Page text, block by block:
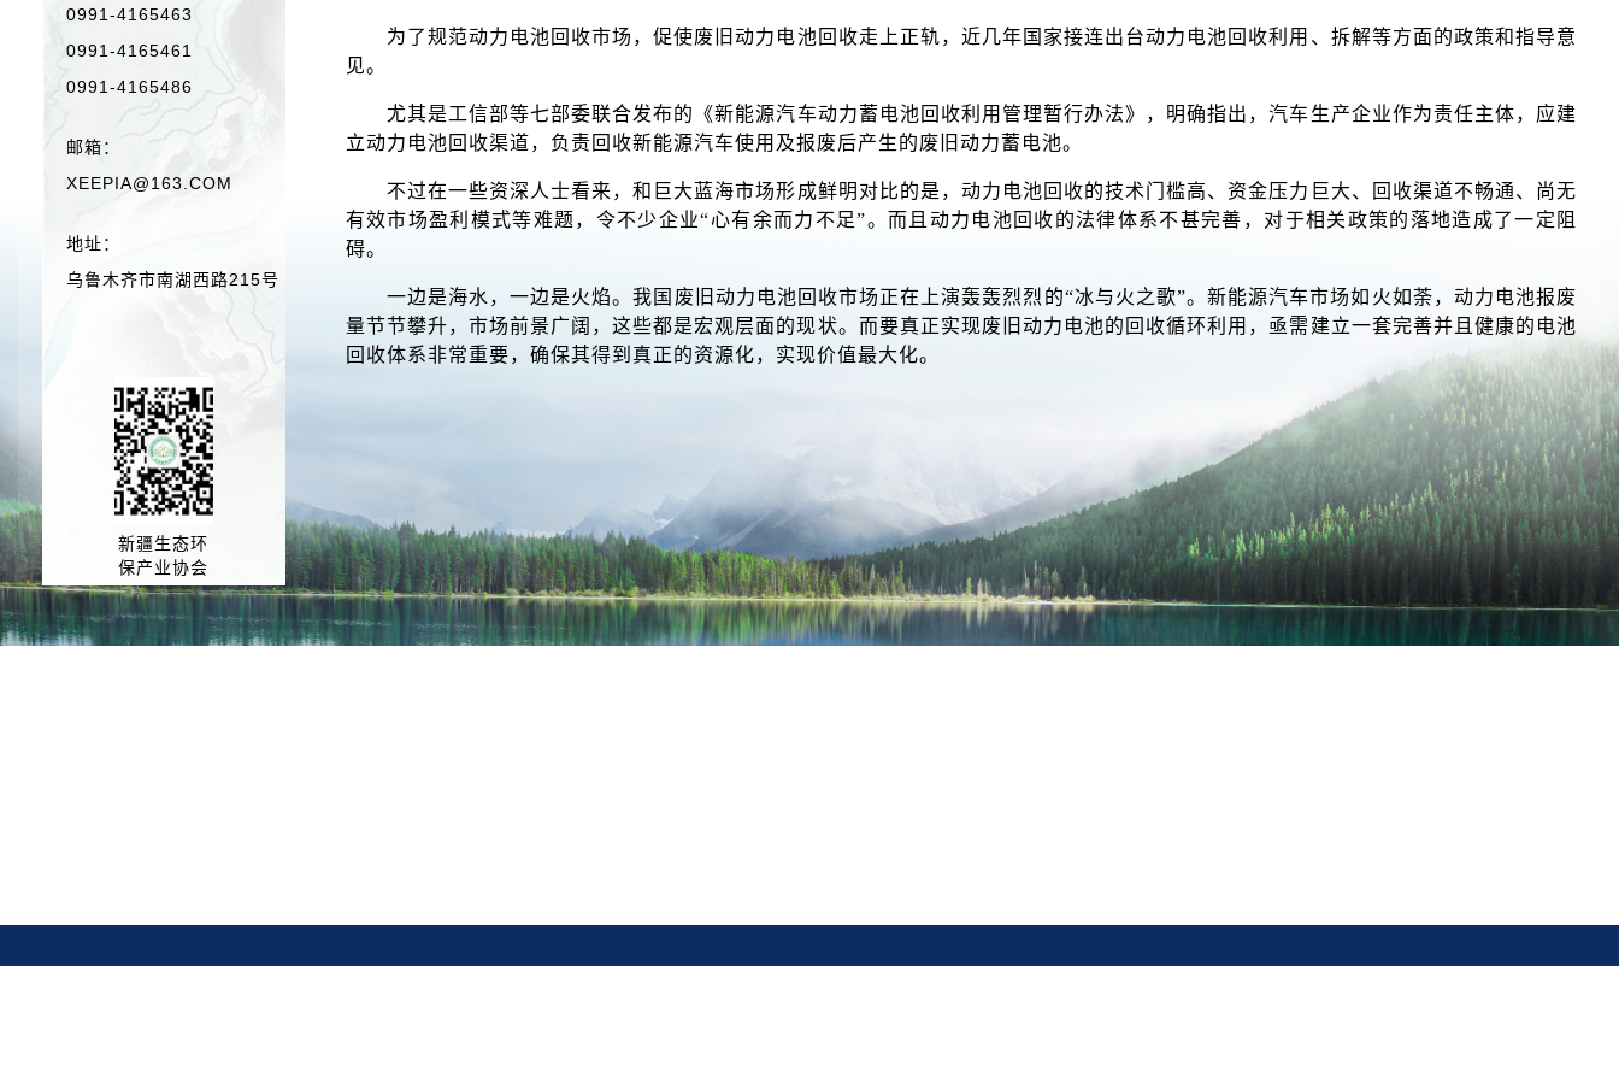
0991-4165463
0991-4165461
0991-4165486
邮箱：
XEEPIA@163.COM
地址：
乌鲁木齐市南湖西路215号
新疆生态环
保产业协会
为了规范动力电池回收市场，促使废旧动力电池回收走上正轨，近几年国家接连出台动力电池回收利用、拆解等方面的政策和指导意
见。
尤其是工信部等七部委联合发布的《新能源汽车动力蓄电池回收利用管理暂行办法》，明确指出，汽车生产企业作为责任主体，应建
立动力电池回收渠道，负责回收新能源汽车使用及报废后产生的废旧动力蓄电池。
不过在一些资深人士看来，和巨大蓝海市场形成鲜明对比的是，动力电池回收的技术门槛高、资金压力巨大、回收渠道不畅通、尚无
有效市场盈利模式等难题，令不少企业“心有余而力不足”。而且动力电池回收的法律体系不甚完善，对于相关政策的落地造成了一定阻
碍。
一边是海水，一边是火焰。我国废旧动力电池回收市场正在上演轰轰烈烈的“冰与火之歌”。新能源汽车市场如火如荼，动力电池报废
量节节攀升，市场前景广阔，这些都是宏观层面的现状。而要真正实现废旧动力电池的回收循环利用，亟需建立一套完善并且健康的电池
回收体系非常重要，确保其得到真正的资源化，实现价值最大化。